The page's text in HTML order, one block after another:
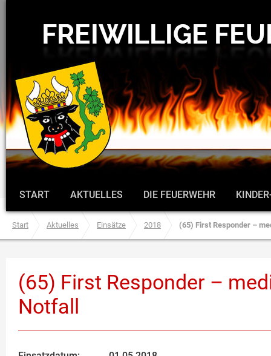
START AKTUELLES DIE FEUERWEHR
Start Aktuelles Einsätze 2018 (65) First Responder –
(65) First Responder –
Notfall